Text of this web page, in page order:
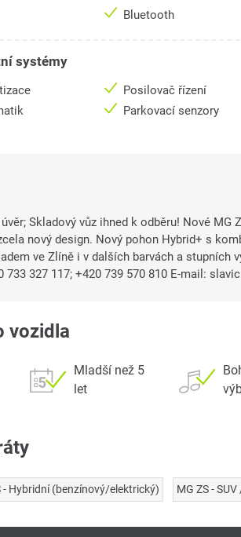
Bluetooth
systémy
Posilovač řízení
Parkovací senzory
Skladový vůz ihned k odběru! Nové MG
nový design. Nový pohon Hybrid+ s
ve Zlíně i v dalších barvách a stupních
733 327 117; +420 739 570 810 E-mail:
vozidla
Mladší než 5
let
- Hybridní (benzínový/elektrický) MG ZS -